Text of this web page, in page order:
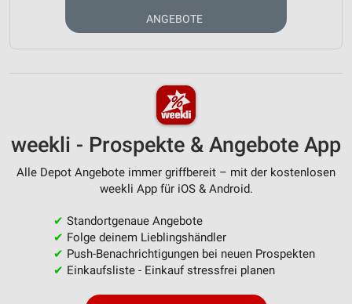
ANGEBOTE
weekli - Prospekte & Angebote App
Alle Depot Angebote immer griffbereit – mit der kostenlosen
weekli App für iOS & Android.
✔ Standortgenaue Angebote
✔ Folge deinem Lieblingshändler
✔ Push-Benachrichtigungen bei neuen Prospekten
✔ Einkaufsliste - Einkauf stressfrei planen